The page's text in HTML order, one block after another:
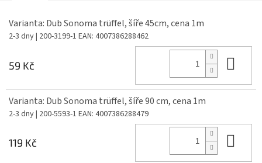
Varianta: Dub Sonoma trüffel, šíře 45cm, cena 1m
2-3 dny| 200-3199-1 EAN: 4007386288462
59 Kč
Varianta: Dub Sonoma trüffel, šíře 90 cm, cena 1m
2-3 dny| 200-5593-1 EAN: 4007386288479
119 Kč